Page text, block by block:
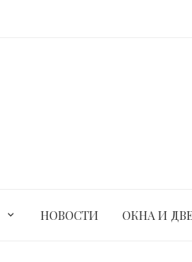
НОВОСТИ ОКНА И